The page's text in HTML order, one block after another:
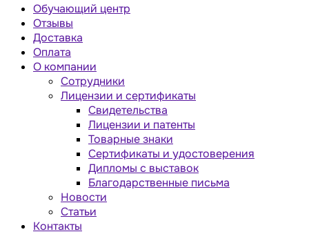
Обучающий центр
Отзывы
Доставка
Оплата
О компании
Сотрудники
Лицензии и сертификаты
Свидетельства
Лицензии и патенты
Товарные знаки
Сертификаты и удостоверения
Дипломы с выставок
Благодарственные письма
Новости
Статьи
Контакты